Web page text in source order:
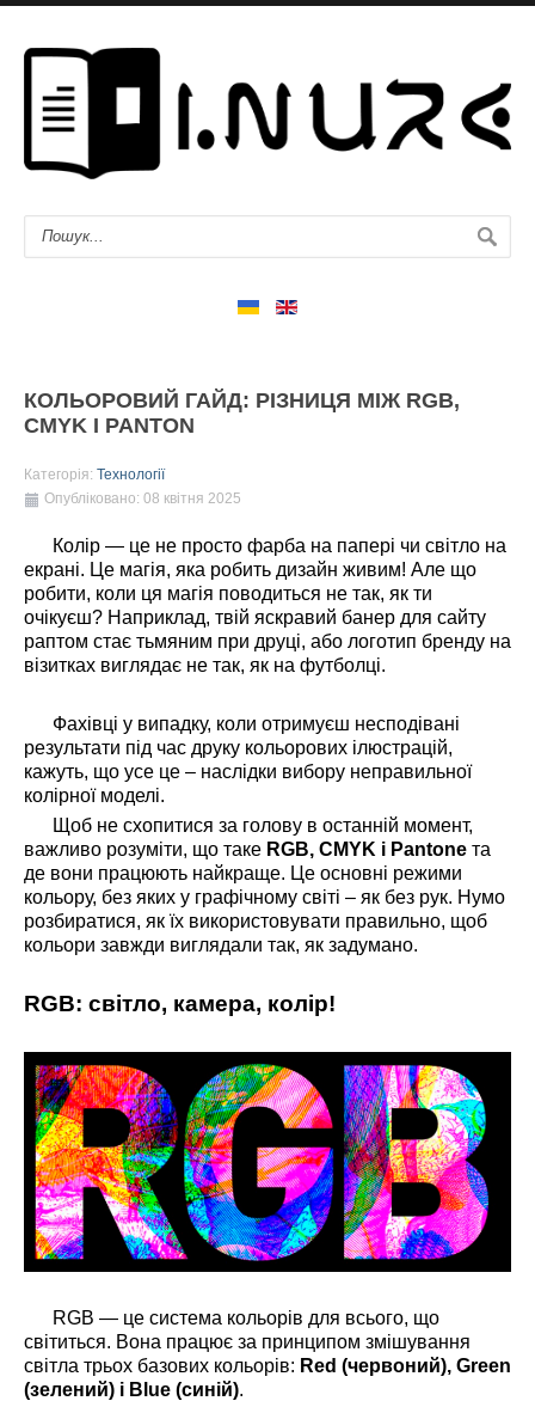
КОЛЬОРОВИЙ ГАЙД: РІЗНИЦЯ МІЖ RGB,
CMYK І PANTON
Категорія: Технології
Опубліковано: 08 квітня 2025
Колір — це не просто фарба на папері чи світло на
екрані. Це магія, яка робить дизайн живим! Але що
робити, коли ця магія поводиться не так, як ти
очікуєш? Наприклад, твій яскравий банер для сайту
раптом стає тьмяним при друці, або логотип бренду на
візитках виглядає не так, як на футболці.
Фахівці у випадку, коли отримуєш несподівані
результати під час друку кольорових ілюстрацій,
кажуть, що усе це – наслідки вибору неправильної
колірної моделі.
Щоб не схопитися за голову в останній момент,
важливо розуміти, що таке RGB, CMYK і Pantone та
де вони працюють найкраще. Це основні режими
кольору, без яких у графічному світі – як без рук. Нумо
розбиратися, як їх використовувати правильно, щоб
кольори завжди виглядали так, як задумано.
RGB: світло, камера, колір!
RGB — це система кольорів для всього, що
світиться. Вона працює за принципом змішування
світла трьох базових кольорів: Red (червоний), Green
(зелений) і Blue (синій).